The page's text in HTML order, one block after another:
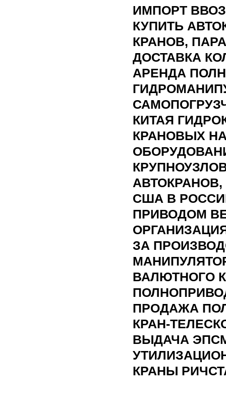
ИМПОРТ
КУПИТЬ
КРАНОВ,
ДОСТАВКА
АРЕНДА
КИТАЯ
КРАНОВЫХ
США В
ПРИВОДОМ
ЗА
ВАЛЮТНОГО
ПРОДАЖА
КРАН-
ВЫДАЧА
КРАНЫ